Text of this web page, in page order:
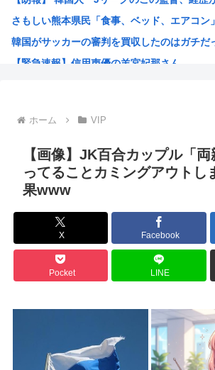
ロシア外務省報道官、平和宣言を非難「広島
【高市】トランプ「イランが核入手したら2
【画像】あのちゃん、上半身ほぼ裸でご乱心
さもしい熊本県民「食事、ベッド、エアコン
韓国がサッカーの審判を買収したのはガチだ
【緊急速報】信用声優の羊宮妃那さん…
ハンターハンター今何やってるかわからない
5年前お前ら「AIイラストすげぇ！これもう
韓国人「台風で品不足になった沖縄のスーパ
韓国人「『日本ビールは絶対に飲まない！』
海外「日本のこの場所は現実とは思えない
NISAのせいで少子化加速してるけどこれ本当
女が100パーセント見てない漫画見つけたわ
高市早苗「袴田さんを犯人だと思ってないわ
【維新速報】副首都・大阪都「大阪万博の跡
あのガンプラさん、投げ売りされる
農水省「食料自給率37%で過去最低」 肥料
工学博士「国民が反中に染まっているから自
ホーム VIP
【画像】JK百合カップル「
ってることカミングアウト
果www
X Facebook
Pocket LINE